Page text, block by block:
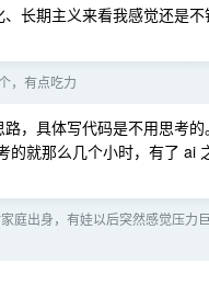
长期主义来看我感觉还是
，有点吃力
，具体写代码是不用思考
的就那么几个小时，有了 ai
庭出身，有娃以后突然感觉压力